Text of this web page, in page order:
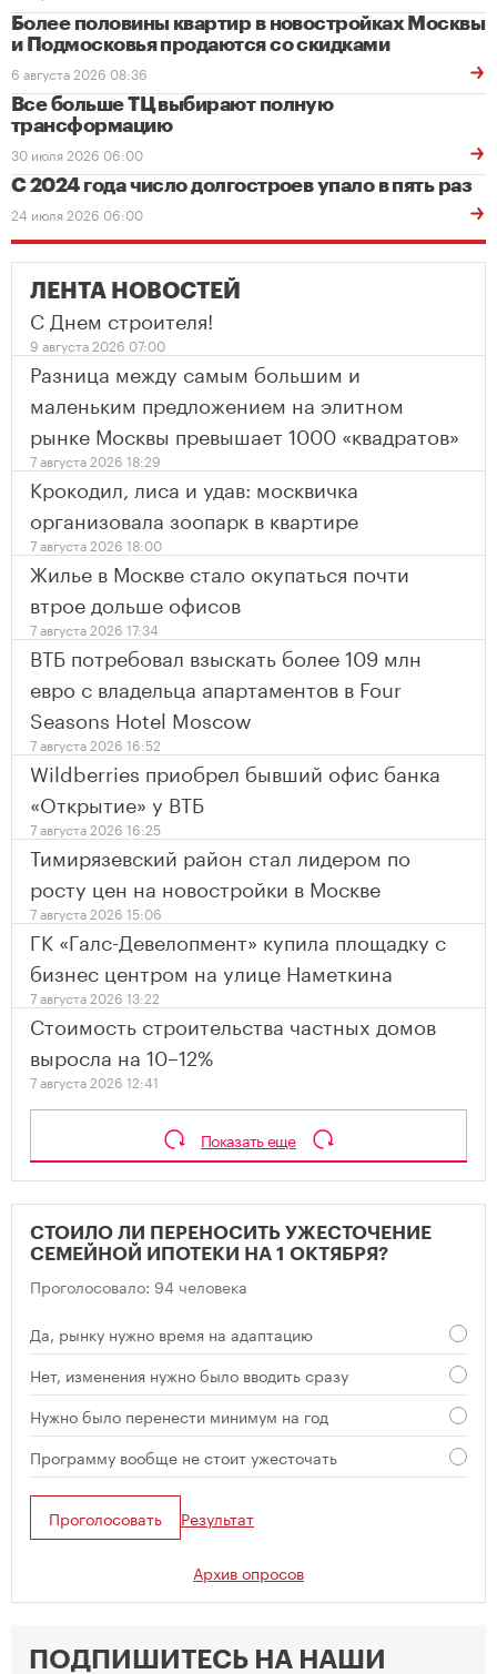
Более половины квартир в новостройках Москвы
и Подмосковья продаются со скидками
6 августа 2026 08:36
Все больше ТЦ выбирают полную
трансформацию
30 июля 2026 06:00
С 2024 года число долгостроев упало в пять раз
24 июля 2026 06:00
ЛЕНТА НОВОСТЕЙ
С Днем строителя!
9 августа 2026 07:00
Разница между самым большим и
маленьким предложением на элитном
рынке Москвы превышает 1000 «квадратов»
7 августа 2026 18:29
Крокодил, лиса и удав: москвичка
организовала зоопарк в квартире
7 августа 2026 18:00
Жилье в Москве стало окупаться почти
втрое дольше офисов
7 августа 2026 17:34
ВТБ потребовал взыскать более 109 млн
евро с владельца апартаментов в Four
Seasons Hotel Moscow
7 августа 2026 16:52
Wildberries приобрел бывший офис банка
«Открытие» у ВТБ
7 августа 2026 16:25
Тимирязевский район стал лидером по
росту цен на новостройки в Москве
7 августа 2026 15:06
ГК «Галс-Девелопмент» купила площадку с
бизнес центром на улице Наметкина
7 августа 2026 13:22
Стоимость строительства частных домов
выросла на 10–12%
7 августа 2026 12:41
Показать еще
СТОИЛО ЛИ ПЕРЕНОСИТЬ УЖЕСТОЧЕНИЕ
СЕМЕЙНОЙ ИПОТЕКИ НА 1 ОКТЯБРЯ?
Проголосовало: 94 человека
Да, рынку нужно время на адаптацию
Нет, изменения нужно было вводить сразу
Нужно было перенести минимум на год
Программу вообще не стоит ужесточать
Проголосовать Результат
Архив опросов
ПОДПИШИТЕСЬ НА НАШИ